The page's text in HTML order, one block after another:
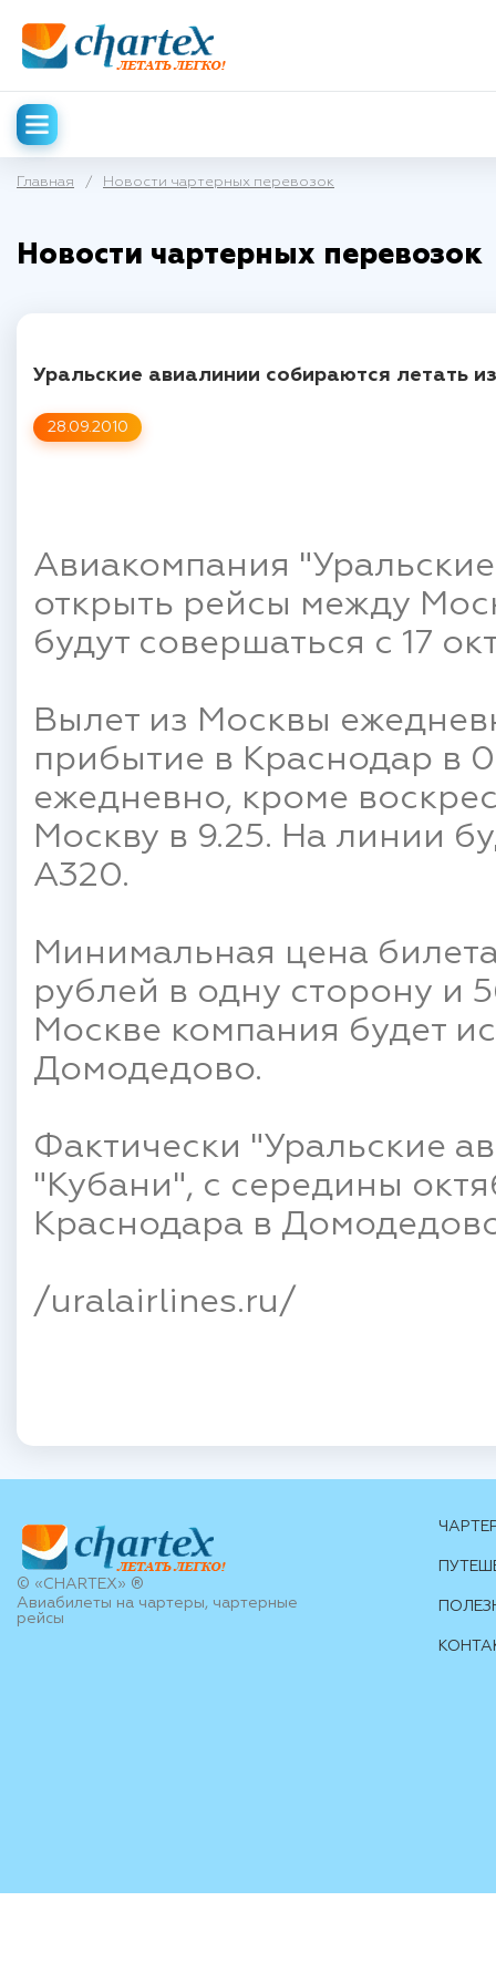
Главная / Новости чартерных перевозок
Новости чартерных перевозок
28.09.2010
Уральские авиалинии собираются летать
Авиакомпания
открыть рейсы между
будут совершаться с 17
Вылет из Москвы
прибытие в Краснодар в
ежедневно, кроме
Москву в 9.25. На линии
A320.
Минимальная цена
рублей в одну сторону и
Москве компания будет
Домодедово.
Фактически "Уральские
"Кубани", с середины
Краснодара в
/uralairlines.ru/
© «CHARTEX» ®
Авиабилеты на чартеры, чартерные
рейсы